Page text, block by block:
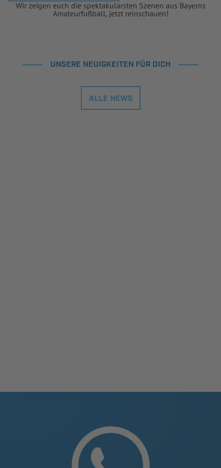
Wir zeigen euch die spektakulärsten Szenen aus Bayerns
Amateurfußball, jetzt reinschauen!
UNSERE NEUIGKEITEN FÜR DICH
ALLE NEWS